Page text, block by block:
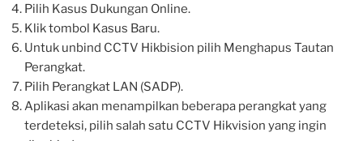
Pilih Kasus Dukungan Online.
Klik tombol Kasus Baru.
Untuk unbind CCTV Hikbision pilih Menghapus Tautan
Perangkat.
Pilih Perangkat LAN (SADP).
Aplikasi akan menampilkan beberapa perangkat yang
terdeteksi, pilih salah satu CCTV Hikvision yang ingin